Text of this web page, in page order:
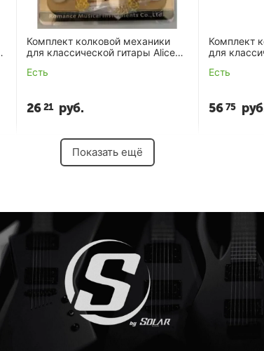
Комплект колковой механики
для классической гитары Alice
Есть
2621 руб.
Комплект
для
Есть
56 75
Показать ещё